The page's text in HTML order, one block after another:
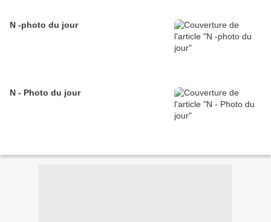
N -photo du jour
N - Photo du jour